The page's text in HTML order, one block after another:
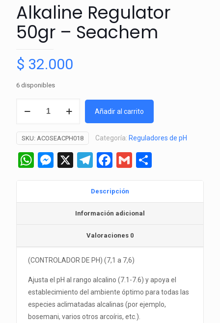
Alkaline Regulator
50gr – Seachem
$ 32.000
6 disponibles
Regulator
Seachem
cantidad
Añadir al carrito
SKU: ACOSEACPH018 Categoría: Reguladores de pH
WhatsApp
Messenger
X Telegram
Facebook
Gmail
Descripción
Información adicional
Valoraciones 0
(CONTROLADOR DE PH) (7,1 a 7,6)
Ajusta el pH al rango alcalino (7.1-7.6) y apoya el
establecimiento del ambiente óptimo para todas las
especies aclimatadas alcalinas (por ejemplo,
bosemani, varios otros arcoíris, etc.).